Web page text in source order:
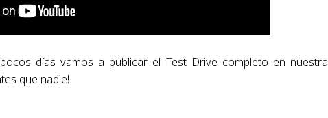
días vamos a publicar el Test Drive completo en nuestra
que nadie!